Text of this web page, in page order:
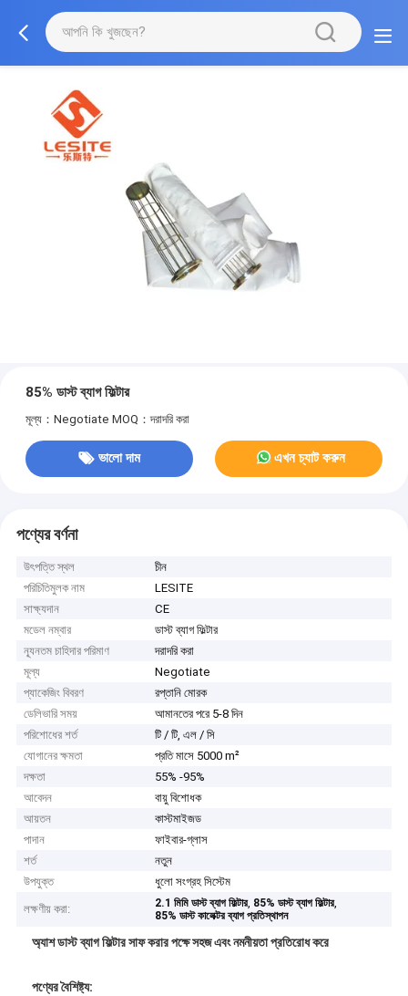
85% ডাস্ট ব্যাগ ফিল্টার
মূল্য：Negotiate MOQ：দরাদরি করা
ভালো দাম এখন চ্যাট করুন
পণ্যের বর্ণনা
উৎপত্তি স্থল
চীন
পরিচিতিমুলক নাম
LESITE
সাক্ষ্যদান
CE
মডেল নম্বার
ডাস্ট ব্যাগ ফিল্টার
ন্যূনতম চাহিদার পরিমাণ
দরাদরি করা
মূল্য
Negotiate
প্যাকেজিং বিবরণ
রপ্তানি মোরক
ডেলিভারি সময়
আমানতের পরে 5-8 দিন
পরিশোধের শর্ত
টি / টি, এল / সি
যোগানের ক্ষমতা
প্রতি মাসে 5000 m²
দক্ষতা
55% -95%
আবেদন
বায়ু বিশোধক
আয়তন
কাস্টমাইজড
পাদান
ফাইবার-গ্লাস
শর্ত
নতুন
উপযুক্ত
ধুলো সংগ্রহ সিস্টেম
লক্ষণীয় করা:
2.1 মিমি ডাস্ট ব্যাগ ফিল্টার, 85% ডাস্ট ব্যাগ ফিল্টার,
85% ডাস্ট কালেক্টর ব্যাগ প্রতিস্থাপন
অ্যাশ ডাস্ট ব্যাগ ফিল্টার সাফ করার পক্ষে সহজ এবং নমনীয়তা প্রতিরোধ করে
পণ্যের বৈশিষ্ট্য: